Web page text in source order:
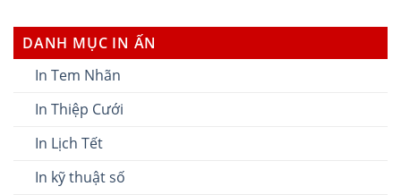
DANH MỤC IN ẤN
In Tem Nhãn
In Thiệp Cưới
In Lịch Tết
In kỹ thuật số